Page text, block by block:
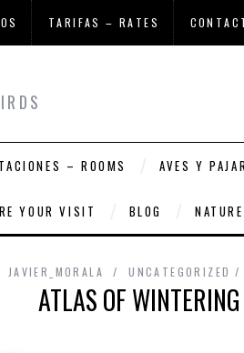
TARIFAS – RATES
– ROOMS AVES Y
YOUR VISIT BLOG
JAVIER_MORALA UNCATEGORIZED
ATLAS OF